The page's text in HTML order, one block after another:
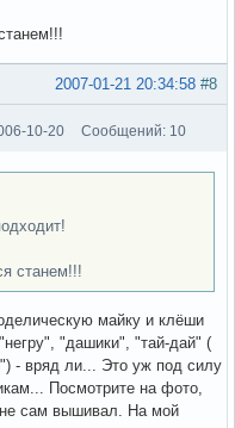
#8
2007-01-21 20:34:58
10-20 Сообщений: 10
станем!!!
майку и клёши
"дашики", "тай-дай" (
- вряд ли... Это уж под силу
Посмотрите на фото,
сам вышивал. На мой